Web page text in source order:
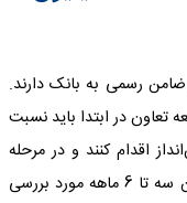
ضامن رسمی به بانک دارند.
بانک توسعه تعاون در ابتدا باید نسبت
اقدام کنند و در مرحله
بعدی، روند اعتبارسنجی متقاضیان در مدت زمان سه تا 6 ماهه مورد بررسی